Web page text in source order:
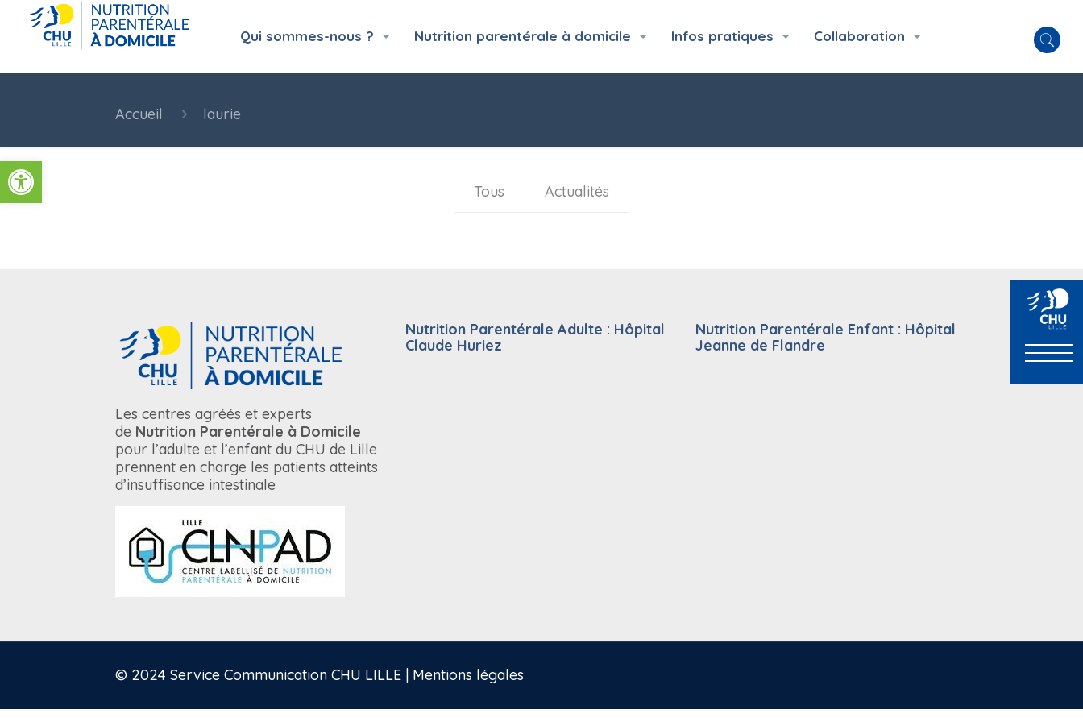
Ouvrir la barre d’outils
Qui sommes-nous ? Nutrition parentérale à domicile Infos pratiques Collaboration
Accueil laurie
Tous Actualités
Les centres agréés et experts
de Nutrition Parentérale à Domicile
pour l’adulte et l’enfant du CHU de Lille
prennent en charge les patients atteints
d’insuffisance intestinale
Nutrition Parentérale Adulte : Hôpital
Claude Huriez
Nutrition Parentérale Enfant : Hôpital
Jeanne de Flandre
© 2024 Service Communication CHU LILLE | Mentions légales